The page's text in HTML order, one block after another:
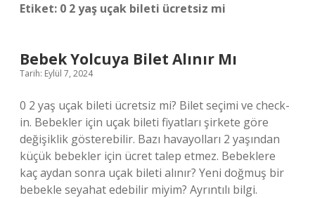
Etiket: 0 2 yaş uçak bileti ücretsiz mi
Bebek Yolcuya Bilet Alınır Mı
Tarih: Eylül 7, 2024
0 2 yaş uçak bileti ücretsiz mi? Bilet seçimi ve check-
in. Bebekler için uçak bileti fiyatları şirkete göre
değişiklik gösterebilir. Bazı havayolları 2 yaşından
küçük bebekler için ücret talep etmez. Bebeklere
kaç aydan sonra uçak bileti alınır? Yeni doğmuş bir
bebekle seyahat edebilir miyim? Ayrıntılı bilgi.